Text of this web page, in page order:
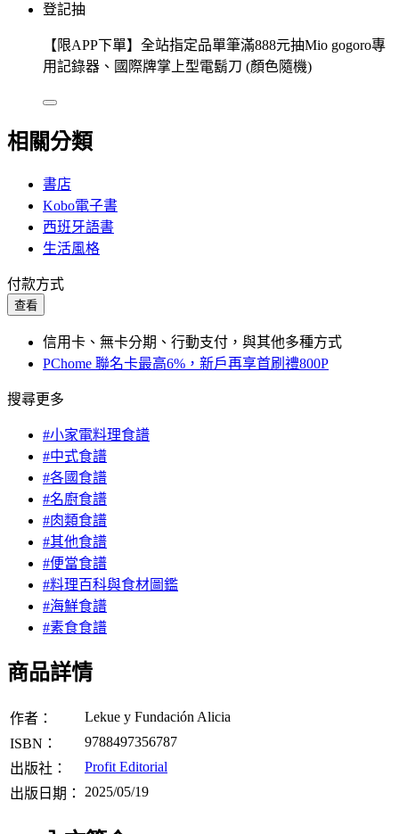
登記抽
【限APP下單】全站指定品單筆滿888元抽Mio gogoro專
用記錄器、國際牌掌上型電鬍刀 (顏色隨機)
相關分類
書店
Kobo電子書
西班牙語書
生活風格
付款方式
查看
信用卡、無卡分期、行動支付，與其他多種方式
PChome 聯名卡最高6%，新戶再享首刷禮800P
搜尋更多
#小家電料理食譜
#中式食譜
#各國食譜
#名廚食譜
#肉類食譜
#其他食譜
#便當食譜
#料理百科與食材圖鑑
#海鮮食譜
#素食食譜
商品詳情
作者：
Lekue y Fundación Alicia
ISBN：
9788497356787
出版社：
Profit Editorial
出版日期：
2025/05/19